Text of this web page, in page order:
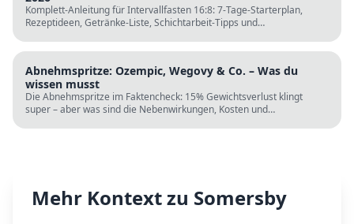
Komplett-Anleitung für Intervallfasten 16:8: 7-Tage-Starterplan,
Rezeptideen, Getränke-Liste, Schichtarbeit-Tipps und
Abnehmspritze: Ozempic, Wegovy & Co. – Was du
wissen musst
Die Abnehmspritze im Faktencheck: 15% Gewichtsverlust klingt
super – aber was sind die Nebenwirkungen, Kosten und
Mehr Kontext zu Somersby